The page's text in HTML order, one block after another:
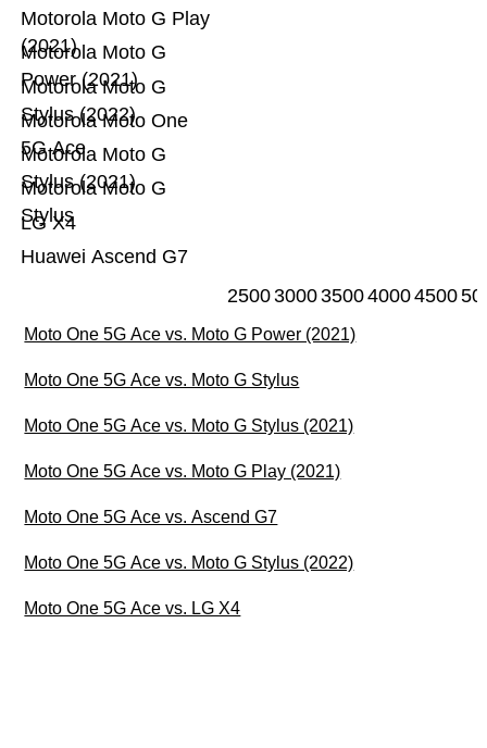
Huawei Ascend G7
LG X4
Motorola Moto G
Stylus
Motorola Moto G
Stylus (2021)
Motorola Moto One
5G Ace
Motorola Moto G
Stylus (2022)
Motorola Moto G
Power (2021)
Motorola Moto G Play
(2021)
25003000350040004500
Moto One 5G Ace vs. Moto G Power (2021)
Moto One 5G Ace vs. Moto G Stylus
Moto One 5G Ace vs. Moto G Stylus (2021)
Moto One 5G Ace vs. Moto G Play (2021)
Moto One 5G Ace vs. Ascend G7
Moto One 5G Ace vs. Moto G Stylus (2022)
Moto One 5G Ace vs. LG X4